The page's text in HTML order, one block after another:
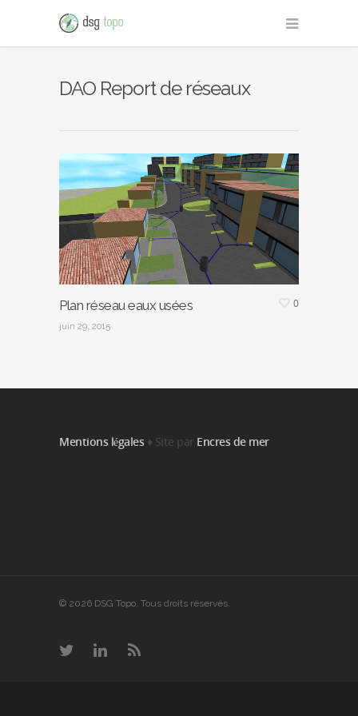
DAO Report de réseaux
Plan réseau eaux usées
juin 29, 2015
0
Mentions légales♦ Site par Encres de mer
© 2026 DSG Topo. Tous droits réservés.